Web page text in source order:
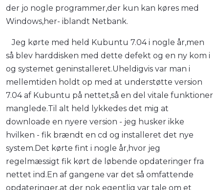
der jo nogle programmer,der kun kan køres med
Windows,her- iblandt Netbank.
Jeg kørte med held Kubuntu 7.04 i nogle år,men
så blev harddisken med dette defekt og en ny kom i
og systemet geninstalleret.Uheldigvis var man i
mellemtiden holdt op med at understøtte version
7.04 af Kubuntu på nettet,så en del vitale funktioner
manglede.Til alt held lykkedes det mig at
downloade en nyere version - jeg husker ikke
hvilken - fik brændt en cd og installeret det nye
system.Det kørte fint i nogle år,hvor jeg
regelmæssigt fik kørt de løbende opdateringer fra
nettet ind.En af gangene var det så omfattende
opdateringer,at der nok egentlig var tale om et